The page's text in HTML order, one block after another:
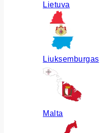
Lietuva
Liuksemburgas
Malta